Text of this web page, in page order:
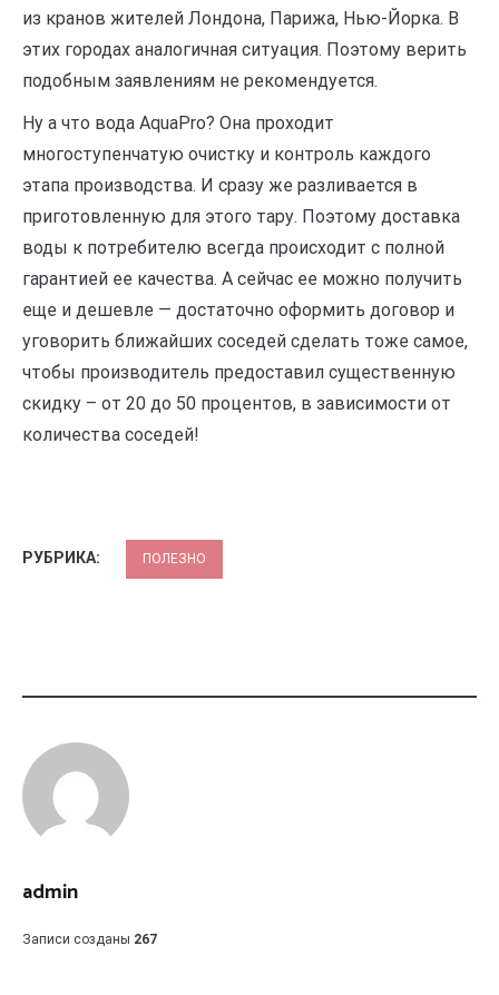
из кранов жителей Лондона, Парижа, Нью-Йорка. В
этих городах аналогичная ситуация. Поэтому верить
подобным заявлениям не рекомендуется.
Ну а что вода AquaPro? Она проходит
многоступенчатую очистку и контроль каждого
этапа производства. И сразу же разливается в
приготовленную для этого тару. Поэтому доставка
воды к потребителю всегда происходит с полной
гарантией ее качества. А сейчас ее можно получить
еще и дешевле — достаточно оформить договор и
уговорить ближайших соседей сделать тоже самое,
чтобы производитель предоставил существенную
скидку – от 20 до 50 процентов, в зависимости от
количества соседей!
РУБРИКА: ПОЛЕЗНО
admin
Записи созданы 267